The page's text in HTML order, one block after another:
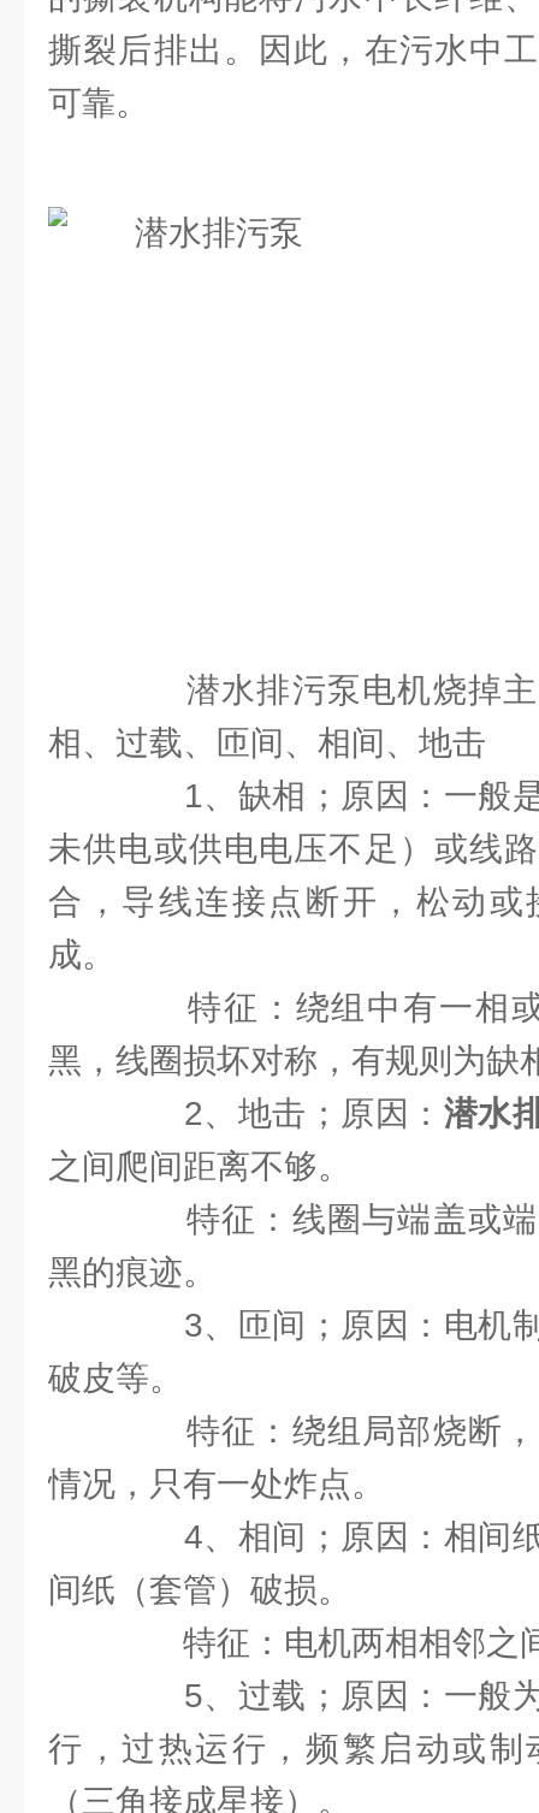
撕裂后排出。因此，在污水中
可靠。
潜水排污泵电机烧掉主
相、过载、匝间、相间、地击
1、缺相；原因：一般是
未供电或供电电压不足）或线
合，导线连接点断开，松动或
成。
特征：绕组中有一相或
黑，线圈损坏对称，有规则为缺
2、地击；原因： 潜水
之间爬间距离不够。
特征：线圈与端盖或端
黑的痕迹。
3、匝间；原因：电机制
破皮等。
特征：绕组局部烧断，
情况，只有一处炸点。
4、相间；原因：相间纸
间纸（套管）破损。
特征：电机两相相邻之
5、过载；原因：一般为
行，过热运行，频繁启动或制
（三角接成星接）。